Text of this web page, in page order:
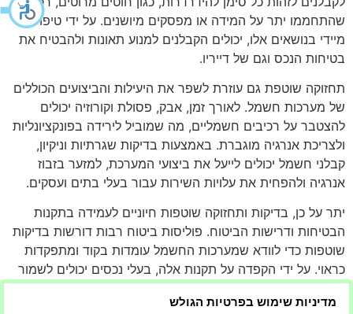
שהתחממו יתר על המידה או מפסקים מיושנים. על ידי טיפול
מיידי בנושאים אלו, יכולים הקבלנים למנוע תאונות ולהבטיח את
בטיחות הנכס וגם של דייריו.
תחזוקה שוטפת גם עוזרת לשפר את היעילות והביצועים הכוללים
של מערכות חשמל. לאורך זמן, אבק, פסולת וקורוזיה יכולים
להצטבר על רכיבים חשמליים, מה שמוביל לירידה בפונקציונליות
ולצריכת אנרגיה מוגברת. באמצעות בדיקות שגרתיות וניקיון,
קבלני חשמל יכולים לייעל את ביצועי המערכת, למזער בזבוז
אנרגיה ולהפחית את עלויות השירות עבור בעלי בתים ועסקים.
יתר על כן, בדיקות ותחזוקה שוטפות חיוניים לעמידה בתקנות
הבטיחות ודרישות הביטוח. פוליסות ביטוח רבות דורשות בדיקות
שוטפות כדי לוודא שמערכות החשמל עומדות בקוד ומתפקדות
כראוי. על ידי הקפדה על תקנות אלה, בעלי נכסים יכולים לשמור
על הכיסוי הביטוחי שלהם ולהגן על עצמם מפני בעיות אחריות
פוטנציאליות במקרה של תקרית חשמל.
מדיניות שימוש בפרטיות הגולש